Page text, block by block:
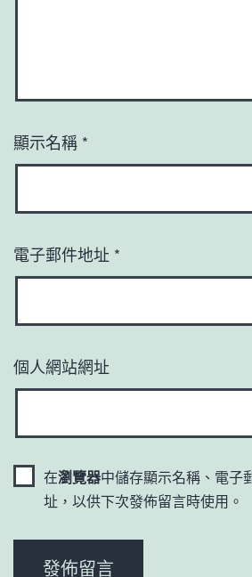
顯示名稱 *
電子郵件地址 *
個人網站網址
在瀏覽器中儲存顯示名稱、電子
址，以供下次發佈留言時使用。